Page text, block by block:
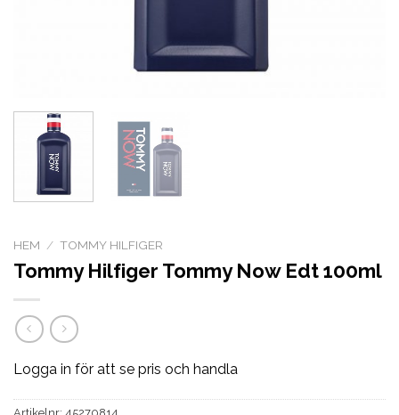
HEM / TOMMY HILFIGER
Tommy Hilfiger Tommy Now Edt 100ml
Logga in för att se pris och handla